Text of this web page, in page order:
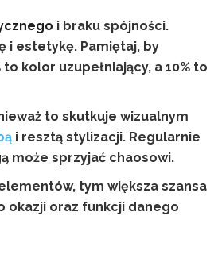
i braku spójności.
i estetykę. Pamiętaj, by
kolor uzupełniający, a 10% to
to skutkuje wizualnym
i resztą stylizacji. Regularnie
może sprzyjać chaosowi.
tym większa szansa
okazji oraz funkcji danego